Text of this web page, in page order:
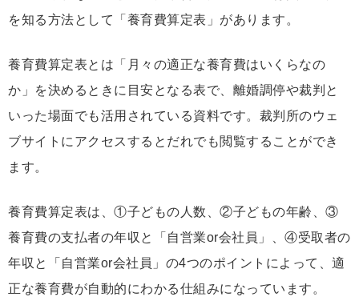
を知る方法として「養育費算定表」があります。
養育費算定表とは「月々の適正な養育費はいくらなの
か」を決めるときに目安となる表で、離婚調停や裁判と
いった場面でも活用されている資料です。裁判所のウェ
ブサイトにアクセスするとだれでも閲覧することができ
ます。
養育費算定表は、①子どもの人数、②子どもの年齢、③
養育費の支払者の年収と「自営業or会社員」、④受取者の
年収と「自営業or会社員」の4つのポイントによって、適
正な養育費が自動的にわかる仕組みになっています。